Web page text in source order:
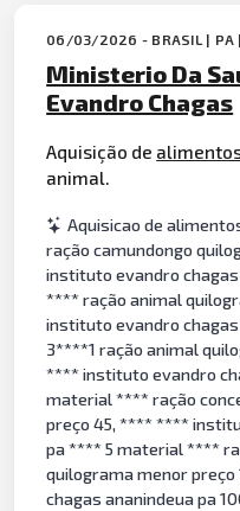
06/03/2026 - BRASIL | PA |
Ministerio Da
Evandro Chagas
Aquisição de
animal.
Aquisicao de
ração camundongo
instituto evandro
**** ração animal
instituto evandro
3****1 ração animal
**** instituto evandro
material **** ração
preço 45, **** ****
pa **** 5 material ****
quilograma menor
chagas ananindeua pa